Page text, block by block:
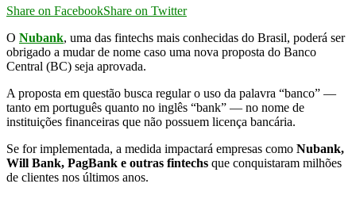
Share on FacebookShare on Twitter
O Nubank, uma das fintechs mais conhecidas do Brasil, poderá ser
obrigado a mudar de nome caso uma nova proposta do Banco
Central (BC) seja aprovada.
A proposta em questão busca regular o uso da palavra “banco” —
tanto em português quanto no inglês “bank” — no nome de
instituições financeiras que não possuem licença bancária.
Se for implementada, a medida impactará empresas como Nubank,
Will Bank, PagBank e outras fintechs que conquistaram milhões
de clientes nos últimos anos.